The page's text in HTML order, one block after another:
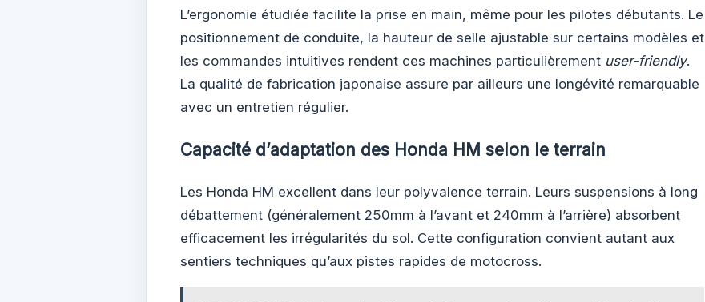
L’ergonomie étudiée facilite la prise en main, même pour les pilotes débutants. Le
positionnement de conduite, la hauteur de selle ajustable sur certains modèles et
les commandes intuitives rendent ces machines particulièrement user-friendly.
La qualité de fabrication japonaise assure par ailleurs une longévité remarquable
avec un entretien régulier.
Capacité d’adaptation des Honda HM selon le terrain
Les Honda HM excellent dans leur polyvalence terrain. Leurs suspensions à long
débattement (généralement 250mm à l’avant et 240mm à l’arrière) absorbent
efficacement les irrégularités du sol. Cette configuration convient autant aux
sentiers techniques qu’aux pistes rapides de motocross.